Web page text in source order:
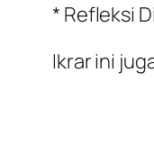
* Refleksi
Ikrar ini